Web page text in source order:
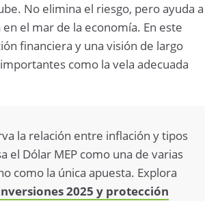
No elimina el riesgo, pero ayuda a
el mar de la economía. En este
financiera y una visión de largo
como la vela adecuada
la relación entre inflación y tipos
el Dólar MEP como una de varias
como la única apuesta. Explora
2025 y protección